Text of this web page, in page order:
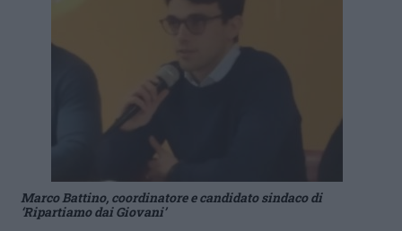
Marco Battino, coordinatore e candidato sindaco di
‘Ripartiamo dai Giovani’